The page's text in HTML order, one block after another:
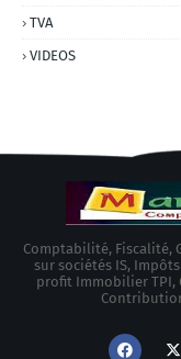
TVA
VIDEOS
Comptabilité, Fiscalité,
sur sociétés IS,
profit Immobilier TPI,